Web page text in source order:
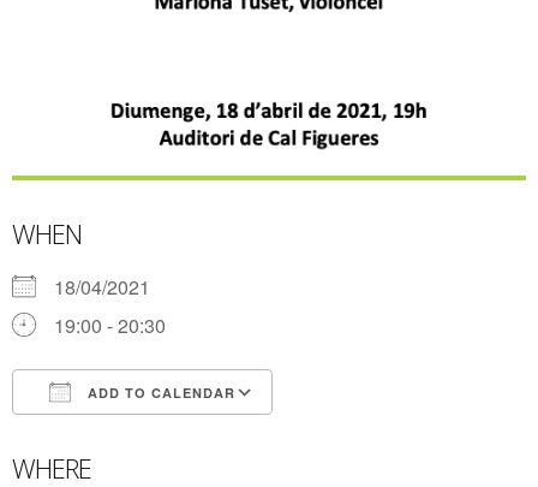
WHEN
18/04/2021
19:00 - 20:30
ADD TO CALENDAR
WHERE